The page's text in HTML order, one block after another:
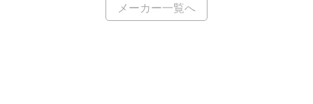
メーカー一覧へ